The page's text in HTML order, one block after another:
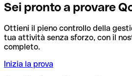
Sei pronto a provare
Ottieni il pieno controllo della
tua attività senza sforzo, con il
completo.
Inizia la prova